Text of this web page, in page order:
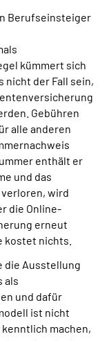
Berufseinsteiger
kümmert sich
nicht der Fall sein,
Gebühren
alle anderen
enthält er
und das
wird
die Online-
erneut
kostet nichts.
die Ausstellung
als
und dafür
ist nicht
machen,